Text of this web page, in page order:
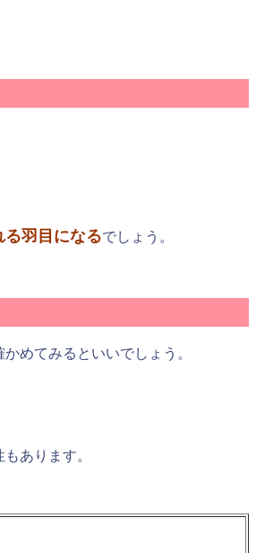
羽目になるでしょう。
めてみるといいでしょう。
あります。